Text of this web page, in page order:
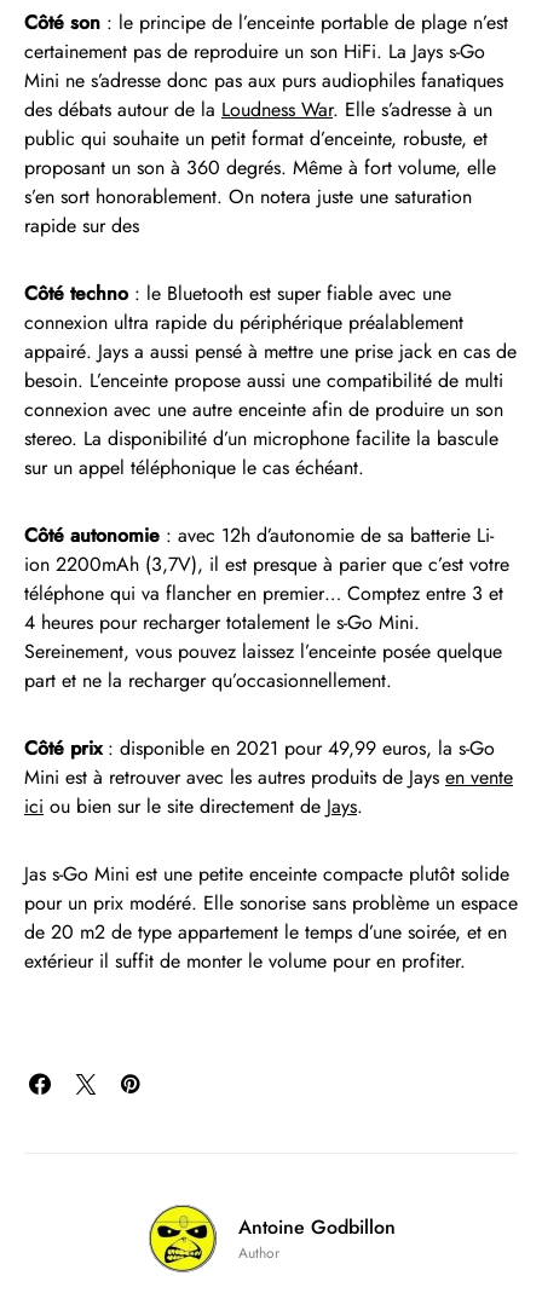
Côté son : le principe de l’enceinte portable de plage n’est
certainement pas de reproduire un son HiFi. La Jays s-Go
Mini ne s’adresse donc pas aux purs audiophiles fanatiques
des débats autour de la Loudness War. Elle s’adresse à un
public qui souhaite un petit format d’enceinte, robuste, et
proposant un son à 360 degrés. Même à fort volume, elle
s’en sort honorablement. On notera juste une saturation
rapide sur des
Côté techno : le Bluetooth est super fiable avec une
connexion ultra rapide du périphérique préalablement
appairé. Jays a aussi pensé à mettre une prise jack en cas de
besoin. L’enceinte propose aussi une compatibilité de multi
connexion avec une autre enceinte afin de produire un son
stereo. La disponibilité d’un microphone facilite la bascule
sur un appel téléphonique le cas échéant.
Côté autonomie : avec 12h d’autonomie de sa batterie Li-
ion 2200mAh (3,7V), il est presque à parier que c’est votre
téléphone qui va flancher en premier… Comptez entre 3 et
4 heures pour recharger totalement le s-Go Mini.
Sereinement, vous pouvez laissez l’enceinte posée quelque
part et ne la recharger qu’occasionnellement.
Côté prix: disponible en 2021 pour 49,99 euros, la s-Go
Mini est à retrouver avec les autres produits de Jays en vente
ici ou bien sur le site directement de Jays.
Jas s-Go Mini est une petite enceinte compacte plutôt solide
pour un prix modéré. Elle sonorise sans problème un espace
de 20 m2 de type appartement le temps d’une soirée, et en
extérieur il suffit de monter le volume pour en profiter.
Antoine Godbillon
Author